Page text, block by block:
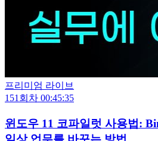
프리미엄 라이브
151회차 00:45:35
윈도우 11 코파일럿 사용법: